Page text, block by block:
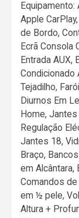
Equipamento:
Apple
de Bordo,
Ecrã Consola
Entrada AUX,
Condicionado
Tejadilho,
Diurnos Em
Home,
Regulação
Jantes 18,
Braço,
em Alcântara,
Comandos
em ½ pele,
Altura +